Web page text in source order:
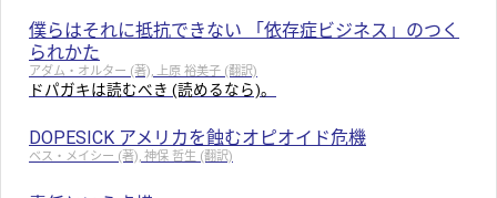
僕らはそれに抵抗できない 「依存症ビジネス」のつく
られかた
アダム・オルター (著), 上原 裕美子 (翻訳)
ドパガキは読むべき (読めるなら)。
DOPESICK アメリカを蝕むオピオイド危機
ベス・メイシー (著), 神保 哲生 (翻訳)